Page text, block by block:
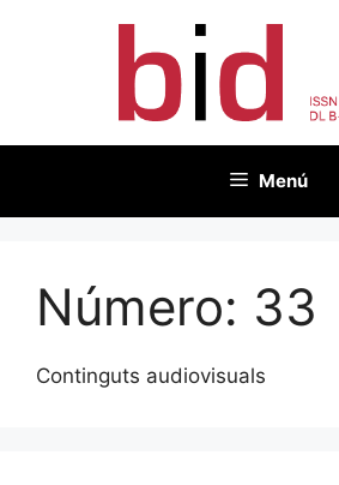
Menú
Número: 33
Continguts audiovisuals